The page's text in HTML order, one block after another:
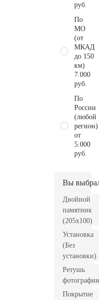
руб.
По
МО
(от
МКАД
до 150
км)
7.000
руб.
По
России
(любой
регион)
от
5.000
руб.
Вы
Двойной
памятник
(205x100)
Установка
(Без
установки)
Ретушь
фотографии
Покрытие